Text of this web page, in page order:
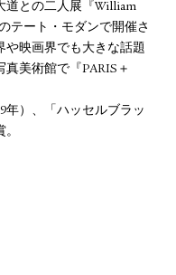
道との二人展『William
テート・モダンで開催さ
や映画界でも大きな話題
美術館で『PARIS＋
年）、「ハッセルブラッ